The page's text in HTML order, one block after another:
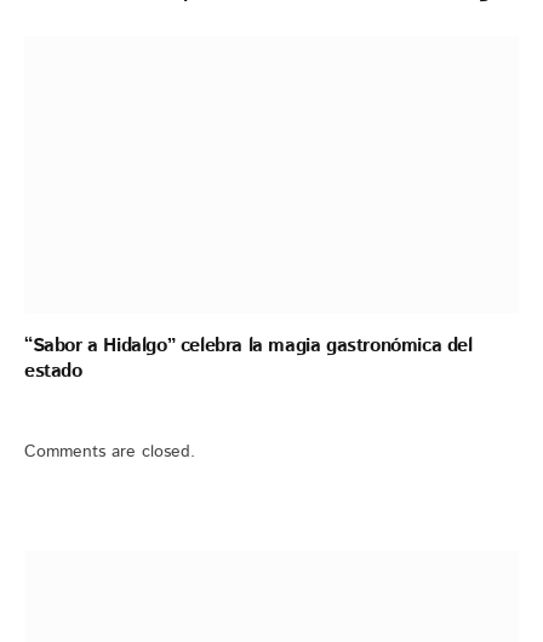
“Sabor a Hidalgo” celebra la magia gastronómica del
estado
Comments are closed.